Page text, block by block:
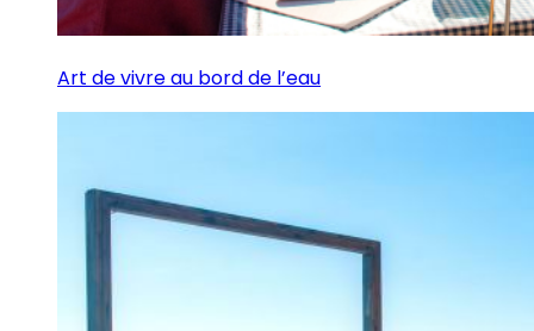
Art de vivre au bord de l’eau